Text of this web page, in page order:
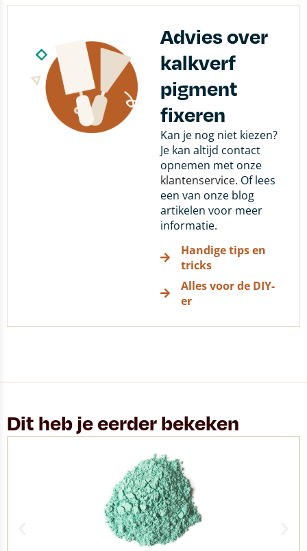
Advies over
kalkverf
pigment
fixeren
Kan je nog niet kiezen?
Je kan altijd contact
opnemen met onze
klantenservice. Of lees
een van onze blog
artikelen voor meer
informatie.
Handige tips en
tricks
Alles voor de DIY-
er
Dit heb je eerder bekeken